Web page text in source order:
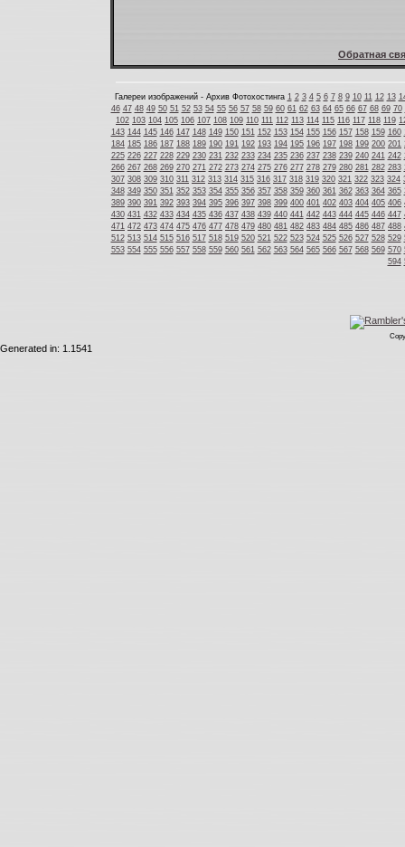
Обратная
Галереи изображений - Архив Фотохостинга 1 2 3 4 5 6 7 8 9 10 11 12 13
46 47 48 49 50 51 52 53 54 55 56 57 58 59 60 61 62 63 64 65 66 67 68 69 70
102 103 104 105 106 107 108 109 110 111 112 113 114 115 116 117 118 119
143 144 145 146 147 148 149 150 151 152 153 154 155 156 157 158 159 160
184 185 186 187 188 189 190 191 192 193 194 195 196 197 198 199 200 201
225 226 227 228 229 230 231 232 233 234 235 236 237 238 239 240 241 242
266 267 268 269 270 271 272 273 274 275 276 277 278 279 280 281 282 283
307 308 309 310 311 312 313 314 315 316 317 318 319 320 321 322 323 324
348 349 350 351 352 353 354 355 356 357 358 359 360 361 362 363 364 365
389 390 391 392 393 394 395 396 397 398 399 400 401 402 403 404 405 406
430 431 432 433 434 435 436 437 438 439 440 441 442 443 444 445 446 447
471 472 473 474 475 476 477 478 479 480 481 482 483 484 485 486 487 488
512 513 514 515 516 517 518 519 520 521 522 523 524 525 526 527 528 529
553 554 555 556 557 558 559 560 561 562 563 564 565 566 567 568 569 570
594
Generated in: 1.1541